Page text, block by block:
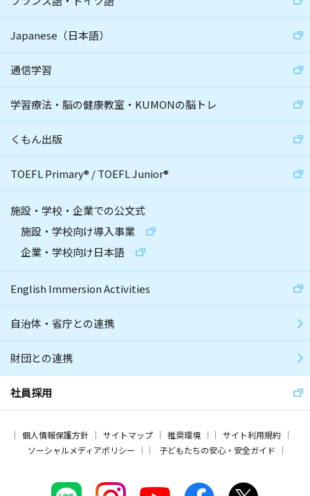
Japanese（日本語）
通信学習
学習療法・脳の健康教室・KUMONの脳トレ
くもん出版
TOEFL Primary® /TOEFL Junior®
施設・学校・企業での公文式
施設・学校向け導入事業
企業・学校向け日本語
English Immersion Activities
自治体・省庁との連携
財団との連携
社員採用
個人情報保護方針 サイトマップ 推奨環境
サイト利用規約
ソーシャルメディアポリシー
子どもたちの安心・安全ガイド